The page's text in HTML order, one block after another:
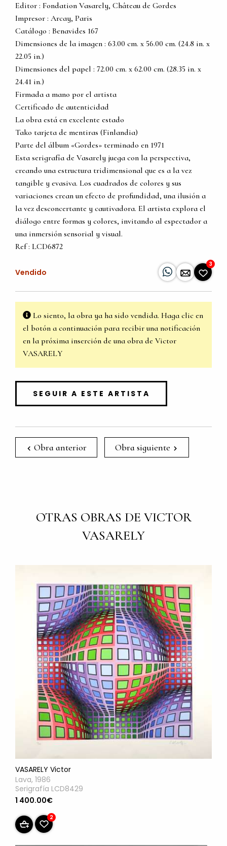
Editor : Fondation Vasarely, Château de Gordes
Impresor : Arcay, Paris
Catálogo : Benavides 167
Dimensiones de la imagen : 63.00 cm. x 56.00 cm. (24.8 in. x
22.05 in.)
Dimensiones del papel : 72.00 cm. x 62.00 cm. (28.35 in. x
24.41 in.)
Firmada a mano por el artista
Certificado de autenticidad
La obra está en excelente estado
Tako tarjeta de mentiras (Finlandia)
Parte del álbum «Gordes» terminado en 1971
Esta serigrafía de Vasarely juega con la perspectiva,
creando una estructura tridimensional que es a la vez
tangible y evasiva. Los cuadrados de colores y sus
variaciones crean un efecto de profundidad, una ilusión a
la vez desconcertante y cautivadora. El artista explora el
diálogo entre formas y colores, invitando al espectador a
una inmersión sensorial y visual.
Ref : LCD6872
Vendido
3
Lo siento, la obra ya ha sido vendida. Haga clic en
el botón a continuación para recibir una notificación
en la próxima inserción de una obra de Victor
VASARELY
SEGUIR A ESTE ARTISTA
Obra anterior Obra siguiente
OTRAS OBRAS DE VICTOR
VASARELY
VASARELY Victor
Lava, 1986
Serigrafía LCD8429
1 400.00€
2